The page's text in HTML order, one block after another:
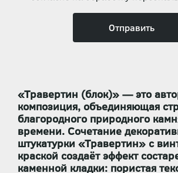
«Травертин (блок)» — это
композиция, объединяющая
благородного природного
времени. Сочетание
штукатурки «Травертин» с
краской создаёт эффект
каменной кладки: пористая